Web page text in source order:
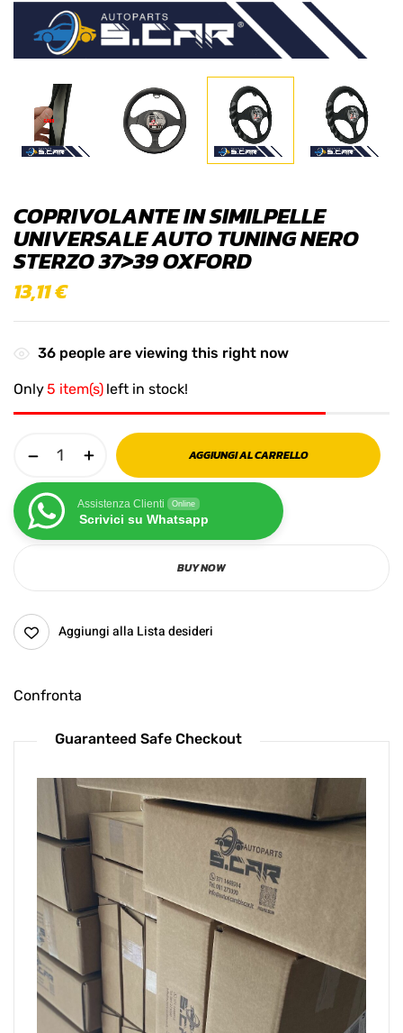
COPRIVOLANTE IN SIMILPELLE
UNIVERSALE AUTO TUNING NERO
STERZO 37>39 OXFORD
13,11€
36 people are viewing this right now
Only5 item(s) left in stock!
AGGIUNGI AL CARRELLO
Assistenza Clienti Online
Scrivici su Whatsapp
BUY NOW
Aggiungi alla Lista desideri
Confronta
Guaranteed Safe Checkout